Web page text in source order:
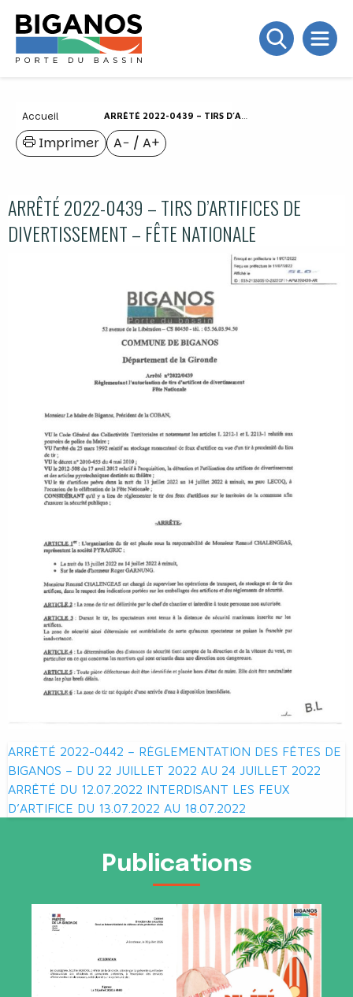
Accueil ARRÊTÉ 2022-0439 – TIRS D’ARTIFICES DE DIVERTISSEMENT – FÊTE NATIONALE
A− / A+
Imprimer
ARRÊTÉ 2022-0439 – TIRS D’ARTIFICES DE
DIVERTISSEMENT – FÊTE NATIONALE
Navigation
de
l’article
ARRÊTÉ 2022-0442 – RÈGLEMENTATION DES FÊTES DE
BIGANOS – DU 22 JUILLET 2022 AU 24 JUILLET 2022
ARRÊTÉ DU 12.07.2022 INTERDISANT LES FEUX
D’ARTIFICE DU 13.07.2022 AU 18.07.2022
Publications